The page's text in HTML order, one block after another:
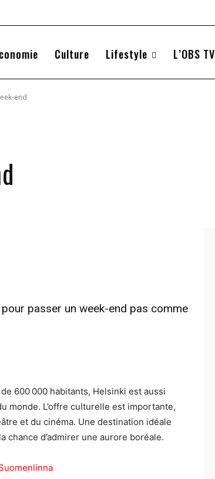
Culture Lifestyle L’OBS TV
end
passer un week-end pas comme
600 000 habitants, Helsinki est aussi
monde. L’offre culturelle est importante,
et du cinéma. Une destination idéale
chance d’admirer une aurore boréale.